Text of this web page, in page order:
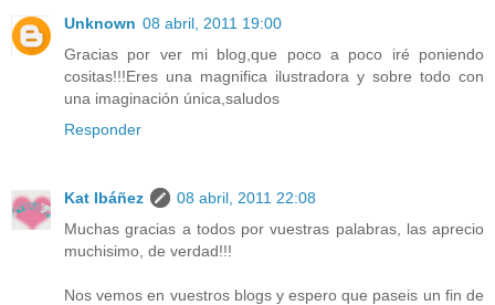
Unknown 08 abril, 2011 19:00
Gracias por ver mi blog,que poco a poco iré poniendo
cositas!!!Eres una magnifica ilustradora y sobre todo con
una imaginación única,saludos
Responder
Kat Ibáñez
08 abril, 2011 22:08
Muchas gracias a todos por vuestras palabras, las aprecio
muchisimo, de verdad!!!
Nos vemos en vuestros blogs y espero que paseis un fin de